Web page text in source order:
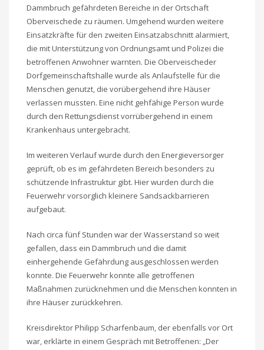
Dammbruch gefährdeten Bereiche in der Ortschaft
Oberveischede zu räumen. Umgehend wurden weitere
Einsatzkräfte für den zweiten Einsatzabschnitt alarmiert,
die mit Unterstützung von Ordnungsamt und Polizei die
betroffenen Anwohner warnten. Die Oberveischeder
Dorfgemeinschaftshalle wurde als Anlaufstelle für die
Menschen genutzt, die vorübergehend ihre Häuser
verlassen mussten. Eine nicht gehfähige Person wurde
durch den Rettungsdienst vorrübergehend in einem
Krankenhaus untergebracht.
Im weiteren Verlauf wurde durch den Energieversorger
geprüft, ob es im gefährdeten Bereich besonders zu
schützende Infrastruktur gibt. Hier wurden durch die
Feuerwehr vorsorglich kleinere Sandsackbarrieren
aufgebaut.
Nach circa fünf Stunden war der Wasserstand so weit
gefallen, dass ein Dammbruch und die damit
einhergehende Gefährdung ausgeschlossen werden
konnte. Die Feuerwehr konnte alle getroffenen
Maßnahmen zurücknehmen und die Menschen konnten in
ihre Häuser zurückkehren.
Kreisdirektor Philipp Scharfenbaum, der ebenfalls vor Ort
war, erklärte in einem Gespräch mit Betroffenen: „Der